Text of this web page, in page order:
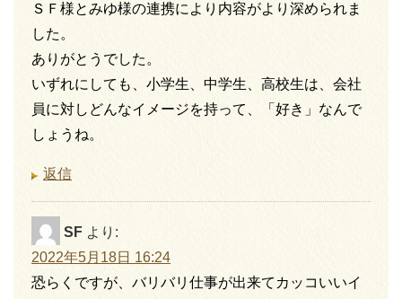
ＳＦ様とみゆ様の連携により内容がより深められま
した。
ありがとうでした。
いずれにしても、小学生、中学生、高校生は、会社
員に対しどんなイメージを持って、「好き」なんで
しょうね。
返信
SF より:
2022年5月18日 16:24
恐らくですが、バリバリ仕事が出来てカッコいいイ